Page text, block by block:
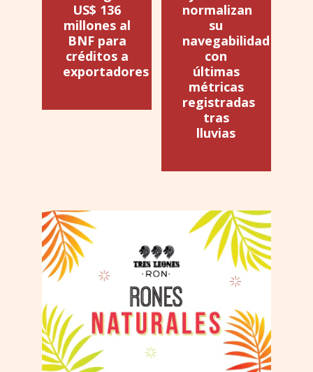
US$ 136
millones al
BNF para
créditos a
exportadores
normalizan
su
navegabilidad
con
últimas
métricas
registradas
tras
lluvias